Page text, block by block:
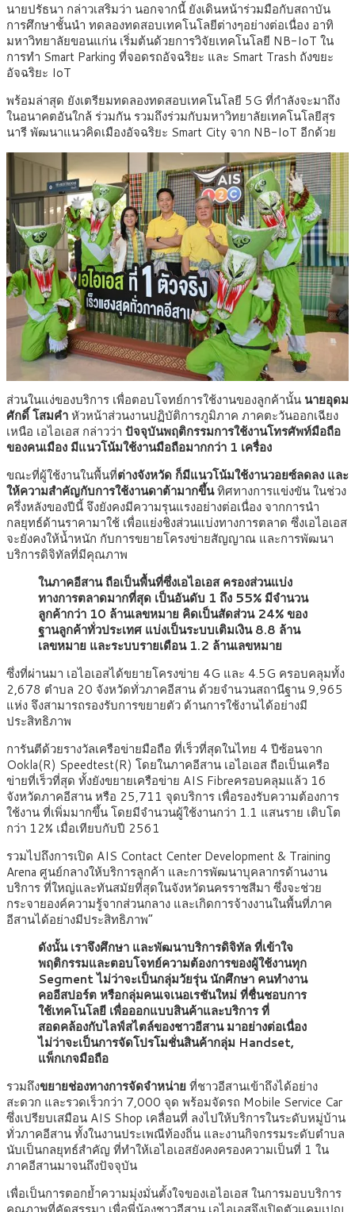
นายปรัธนา กล่าวเสริมว่า นอกจากนี้ ยังเดินหน้าร่วมมือกับสถาบัน
การศึกษาชั้นนำ ทดลองทดสอบเทคโนโลยีต่างๆอย่างต่อเนื่อง อาทิ
มหาวิทยาลัยขอนแก่น เริ่มต้นด้วยการวิจัยเทคโนโลยี NB-IoT ใน
การทำ Smart Parking ที่จอดรถอัจฉริยะ และ Smart Trash ถังขยะ
อัจฉริยะ IoT
พร้อมล่าสุด ยังเตรียมทดลองทดสอบเทคโนโลยี 5G ที่กำลังจะมาถึง
ในอนาคตอันใกล้ ร่วมกัน รวมถึงร่วมกับมหาวิทยาลัยเทคโนโลยีสุร
นารี พัฒนาแนวคิดเมืองอัจฉริยะ Smart City จาก NB-IoT อีกด้วย
ส่วนในแง่ของบริการ เพื่อตอบโจทย์การใช้งานของลูกค้านั้น นายอุดม
ศักดิ์ โสมคำหัวหน้าส่วนงานปฏิบัติการภูมิภาค ภาคตะวันออกเฉียง
เหนือ เอไอเอส กล่าวว่า ปัจจุบันพฤติกรรมการใช้งานโทรศัพท์มือถือ
ของคนเมือง มีแนวโน้มใช้งานมือถือมากกว่า 1 เครื่อง
ขณะที่ผู้ใช้งานในพื้นที่ต่างจังหวัด ก็มีแนวโน้มใช้งานวอยซ์ลดลง และ
ให้ความสำคัญกับการใช้งานดาต้ามากขึ้นทิศทางการแข่งขัน ในช่วง
ครึ่งหลังของปีนี้ จึงยังคงมีความรุนแรงอย่างต่อเนื่อง จากการนำ
กลยุทธ์ด้านราคามาใช้ เพื่อแย่งชิงส่วนแบ่งทางการตลาด ซึ่งเอไอเอส
จะยังคงให้น้ำหนัก กับการขยายโครงข่ายสัญญาณ และการพัฒนา
บริการดิจิทัลที่มีคุณภาพ
ในภาคอีสาน ถือเป็นพื้นที่ซึ่งเอไอเอส ครองส่วนแบ่ง
ทางการตลาดมากที่สุด เป็นอันดับ 1 ถึง 55% มีจำนวน
ลูกค้ากว่า 10 ล้านเลขหมาย คิดเป็นสัดส่วน 24% ของ
ฐานลูกค้าทั่วประเทศ แบ่งเป็นระบบเติมเงิน 8.8 ล้าน
เลขหมาย และระบบรายเดือน 1.2 ล้านเลขหมาย
ซึ่งที่ผ่านมา เอไอเอสได้ขยายโครงข่าย 4G และ 4.5G ครอบคลุมทั้ง
2,678 ตำบล 20 จังหวัดทั่วภาคอีสาน ด้วยจำนวนสถานีฐาน 9,965
แห่ง จึงสามารถรองรับการขยายตัว ด้านการใช้งานได้อย่างมี
ประสิทธิภาพ
การันตีด้วยรางวัลเครือข่ายมือถือ ที่เร็วที่สุดในไทย 4 ปีซ้อนจาก
Ookla(R) Speedtest(R) โดยในภาคอีสาน เอไอเอส ถือเป็นเครือ
ข่ายที่เร็วที่สุด ทั้งยังขยายเครือข่าย AIS Fibreครอบคลุมแล้ว 16
จังหวัดภาคอีสาน หรือ 25,711 จุดบริการ เพื่อรองรับความต้องการ
ใช้งาน ที่เพิ่มมากขึ้น โดยมีจำนวนผู้ใช้งานกว่า 1.1 แสนราย เติบโต
กว่า 12% เมื่อเทียบกับปี 2561
รวมไปถึงการเปิด AIS Contact Center Development & Training
Arena ศูนย์กลางให้บริการลูกค้า และการพัฒนาบุคลากรด้านงาน
บริการ ที่ใหญ่และทันสมัยที่สุดในจังหวัดนครราชสีมา ซึ่งจะช่วย
กระจายองค์ความรู้จากส่วนกลาง และเกิดการจ้างงานในพื้นที่ภาค
อีสานได้อย่างมีประสิทธิภาพ”
ดังนั้น เราจึงศึกษา และพัฒนาบริการดิจิทัล ที่เข้าใจ
พฤติกรรมและตอบโจทย์ความต้องการของผู้ใช้งานทุก
Segment ไม่ว่าจะเป็นกลุ่มวัยรุ่น นักศึกษา คนทำงาน
คออีสปอร์ต หรือกลุ่มคนเจเนอเรชันใหม่ ที่ชื่นชอบการ
ใช้เทคโนโลยี เพื่อออกแบบสินค้าและบริการ ที่
สอดคล้องกับไลฟ์สไตล์ของชาวอีสาน มาอย่างต่อเนื่อง
ไม่ว่าจะเป็นการจัดโปรโมชั่นสินค้ากลุ่ม Handset,
แพ็กเกจมือถือ
รวมถึงขยายช่องทางการจัดจำหน่ายที่ชาวอีสานเข้าถึงได้อย่าง
สะดวก และรวดเร็วกว่า 7,000 จุด พร้อมจัดรถ Mobile Service Car
ซึ่งเปรียบเสมือน AIS Shop เคลื่อนที่ ลงไปให้บริการในระดับหมู่บ้าน
ทั่วภาคอีสาน ทั้งในงานประเพณีท้องถิ่น และงานกิจกรรมระดับตำบล
นับเป็นกลยุทธ์สำคัญ ที่ทำให้เอไอเอสยังคงครองความเป็นที่ 1 ใน
ภาคอีสานมาจนถึงปัจจุบัน
เพื่อเป็นการตอกย้ำความมุ่งมั่นตั้งใจของเอไอเอส ในการมอบบริการ